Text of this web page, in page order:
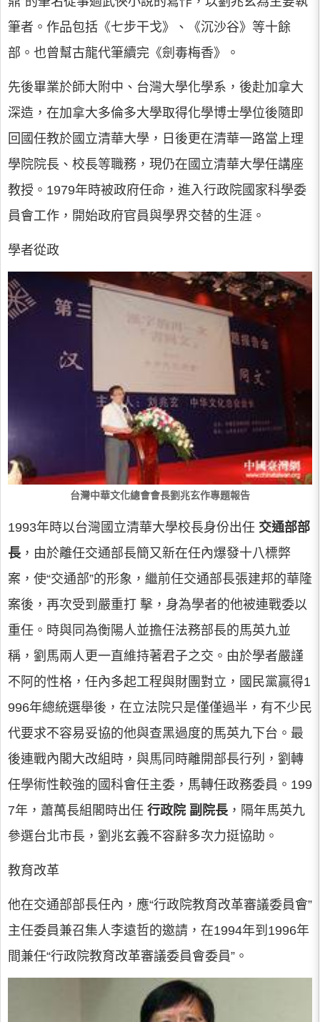
筆者。作品包括《七步干戈》、《沉沙谷》等十餘
部。也曾幫古龍代筆續完《劍毒梅香》。
先後畢業於師大附中、台灣大學化學系，後赴加拿大
深造，在加拿大多倫多大學取得化學博士學位後隨即
回國任教於國立清華大學，日後更在清華一路當上理
學院院長、校長等職務，現仍在國立清華大學任講座
教授。1979年時被政府任命，進入行政院國家科學委
員會工作，開始政府官員與學界交替的生涯。
學者從政
台灣中華文化總會會長劉兆玄作專題報告
1993年時以台灣國立清華大學校長身份出任 交通部部
長 ，由於離任交通部長簡又新在任內爆發十八標弊
案，使“交通部”的形象，繼前任交通部長張建邦的華隆
案後，再次受到嚴重打 擊，身為學者的他被連戰委以
重任。時與同為衡陽人並擔任法務部長的馬英九並
稱，劉馬兩人更一直維持著君子之交。由於學者嚴謹
不阿的性格，任內多起工程與財團對立，國民黨贏得1
996年總統選舉後，在立法院只是僅僅過半，有不少民
代要求不容易妥協的他與查黑過度的馬英九下台。最
後連戰內閣大改組時，與馬同時離開部長行列，劉轉
任學術性較強的國科會任主委，馬轉任政務委員。199
7年，蕭萬長組閣時出任 行政院 副院長 ，隔年馬英九
參選台北市長，劉兆玄義不容辭多次力挺協助。
教育改革
他在交通部部長任內，應“行政院教育改革審議委員會”
主任委員兼召集人李遠哲的邀請，在1994年到1996年
間兼任“行政院教育改革審議委員會委員”。